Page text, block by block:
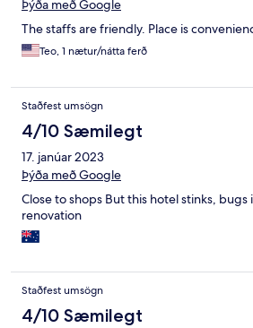
Þýða með Google
The staffs are friendly. Place is
Teo, 1 nætur/nátta ferð
Staðfest umsögn
4/10 Sæmilegt
17. janúar 2023
Þýða með Google
Close to shops But this hotel stinks,
renovation
Staðfest umsögn
4/10 Sæmilegt